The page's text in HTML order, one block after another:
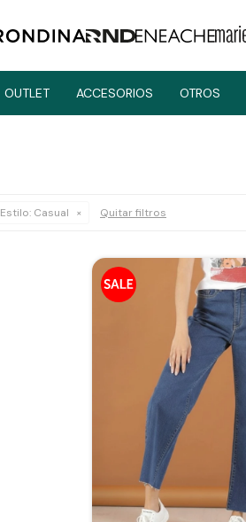
OUTLET ACCESORIOS OTROS
Estilo: Casual Quitar filtros